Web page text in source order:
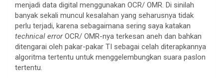
menjadi data digital menggunakan OCR/ OMR. Di sinilah
banyak sekali muncul kesalahan yang seharusnya tidak
perlu terjadi, karena sebagaimana sering saya katakan
technical errorOCR/ OMR-nya terkesan aneh dan bahkan
ditengarai oleh pakar-pakar TI sebagai celah diterapkannya
algoritma tertentu untuk menggelembungkan suara paslon
tertentu.